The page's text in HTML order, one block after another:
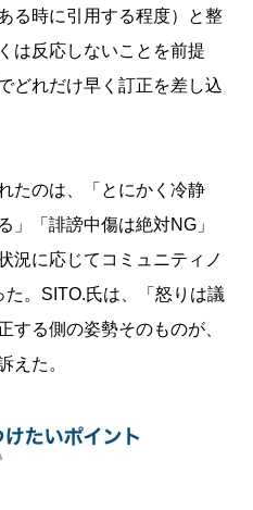
る時に引用する程度）と整
は反応しないことを前提
どれだけ早く訂正を差し込
たのは、「とにかく冷静
」「誹謗中傷は絶対NG」
況に応じてコミュニティノ
。SITO.氏は、「怒りは議
する側の姿勢そのものが、
えた。